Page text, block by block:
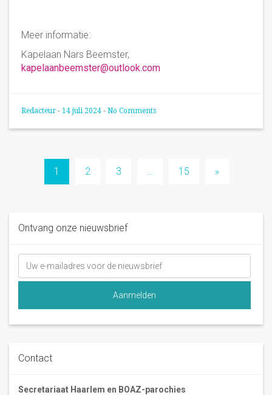
Meer informatie:
Kapelaan Nars Beemster,
kapelaanbeemster@outlook.com
Redacteur - 14 juli 2024 - No Comments
Berichten
1 2 3 … 15 »
Ontvang onze nieuwsbrief
Contact
Secretariaat Haarlem en BOAZ-parochies